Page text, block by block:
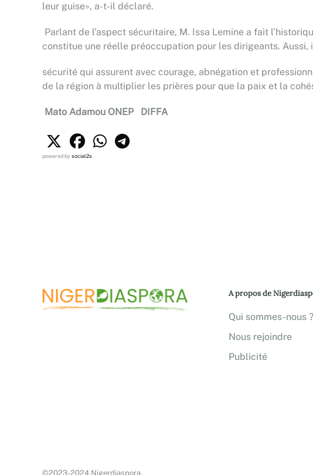
leur guise», a-t-il déclaré.
Parlant de l’aspect sécuritaire, M. Issa Lemine a fait
constitue une réelle préoccupation pour les dirigeants.
sécurité qui assurent avec courage, abnégation et
de la région à multiplier les prières pour que la paix et la
Mato Adamou ONEP DIFFA
powered bysocial2s
A propos de
Qui sommes-nous ?
Nous rejoindre
Publicité
©2023-2024 Nigerdiaspora.